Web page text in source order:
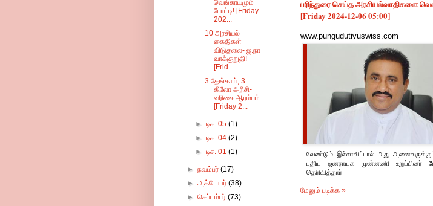
பரிந்துரை செய்த அரசியல்வாதிகளை
[Friday 2024-12-06 05:00]
www.pungudutivuswiss.com
வேண்டும் இல்லாவிட்டால் அது
புதிய ஜனநாயக முன்னணி உறுப்பினர்
தெரிவித்தார்
மேலும் படிக்க »
வெங்காயமும்
போட்டி! [Friday
202...
10 அரசியல்
கைதிகள்
விடுதலை- ஐ.நா
வாக்குறுதி!
[Frid...
3 தேங்காய், 3
கிலோ அரிசி-
வரிசை ஆரம்பம்.
[Friday 2...
►டிச. 05(1)
►டிச. 04(2)
►டிச. 01(1)
► நவம்பர் (17)
► அக்டோபர் (38)
► செப்டம்பர் (73)